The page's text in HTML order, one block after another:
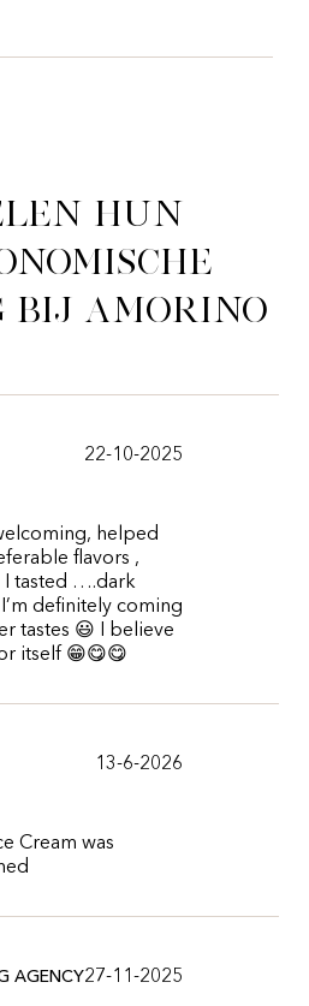
hun
bij Amorino
22-10-2025
helped
flavors ,
I tasted ….dark
definitely coming
tastes 😃 I believe
itself 😁😋😋
13-6-2026
Cream was
AGENCY27-11-2025